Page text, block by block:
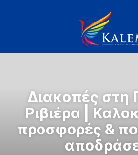
Διακοπές στη
Ριβιέρα |
προσφορές &